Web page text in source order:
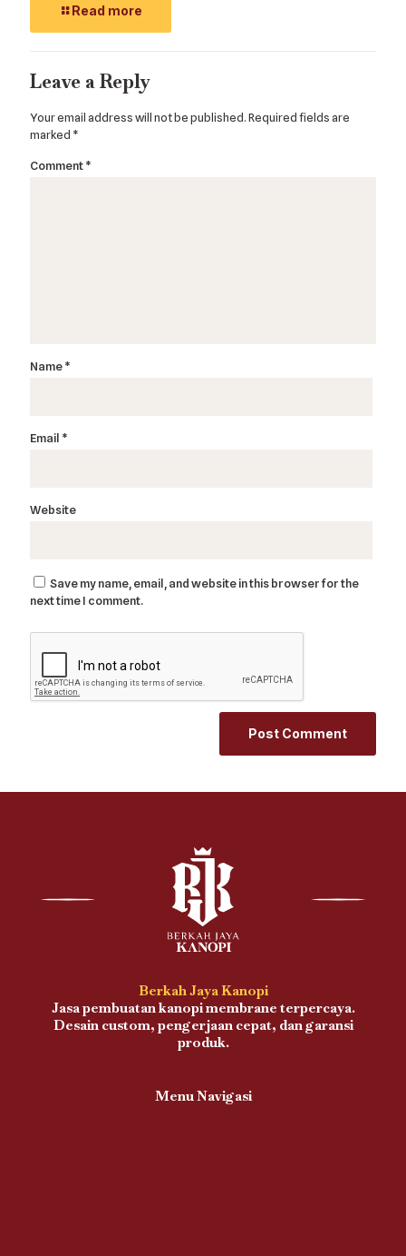
Read more
Leave a Reply
Your email address will not be published.Required fields are
marked *
Comment*
Name*
Email *
Website
Save my name, email, and website in this browser for the
next time I comment.
Berkah Jaya Kanopi
Jasa pembuatan kanopi membrane terpercaya.
Desain custom, pengerjaan cepat, dan garansi
produk.
Menu Navigasi